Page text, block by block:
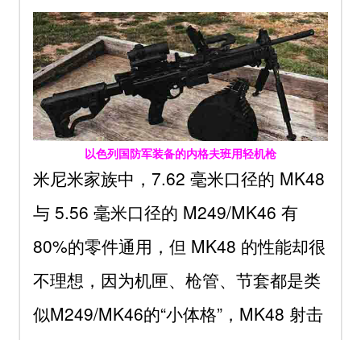
以色列国防军装备的内格夫班用轻机枪
米尼米家族中，7.62 毫米口径的 MK48
与 5.56 毫米口径的 M249/MK46 有
80%的零件通用，但 MK48 的性能却很
不理想，因为机匣、枪管、节套都是类
似M249/MK46的“小体格”，MK48 射击